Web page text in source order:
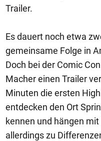
Trailer.
Es dauert noch etwa
gemeinsame Folge in
Doch bei der Comic
Macher einen Trailer
Minuten die ersten
entdecken den Ort
kennen und hängen
allerdings zu